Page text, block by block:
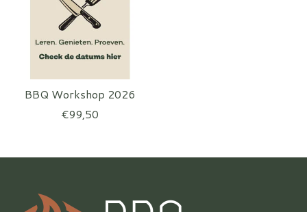
BBQ Workshop 2026
€99,50